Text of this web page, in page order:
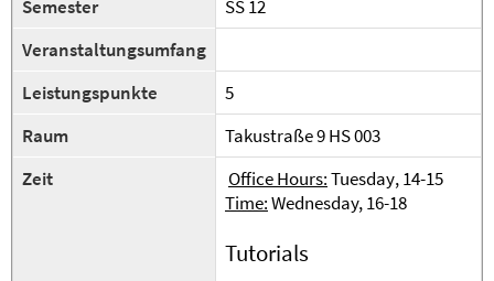
Semester
SS 12
Veranstaltungsumfang
Leistungspunkte
5
Raum
Takustraße 9 HS 003
Zeit
Office Hours:Tuesday, 14-15
Time:Wednesday, 16-18
Tutorials